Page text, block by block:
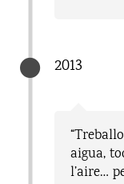
2013
aigua,
l’aire…